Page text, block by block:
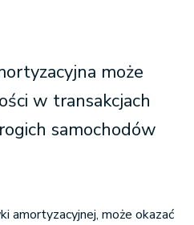
50
30
000
może
w transakcjach
samochodów
amortyzacyjnej, może okazać